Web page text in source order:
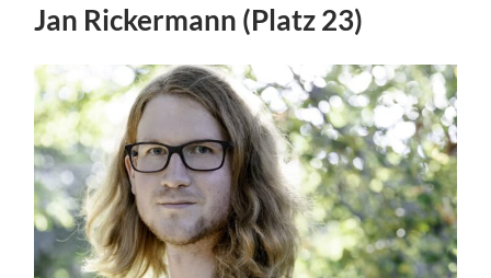
Jan Rickermann (Platz 23)